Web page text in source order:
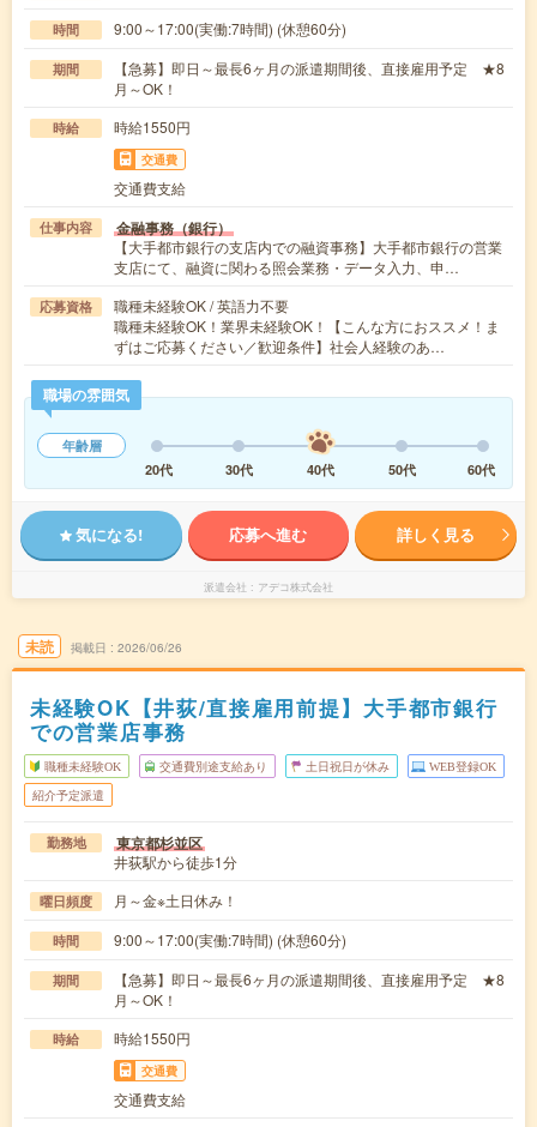
時間 9:00～17:00(実働:7時間) (休憩60分)
期間
【急募】即日～最長6ヶ月の派遣期間後、直接雇用予定 ★8
月～OK！
時給 時給1550円
交通費
交通費支給
仕事内容 金融事務（銀行）
【大手都市銀行の支店内での融資事務】大手都市銀行の営業
支店にて、融資に関わる照会業務・データ入力、申…
応募資格
職種未経験OK / 英語力不要
職種未経験OK！業界未経験OK！【こんな方におススメ！ま
ずはご応募ください／歓迎条件】社会人経験のあ…
職場の雰囲気
年齢層
20代
30代 40代 50代 60代
気になる! 応募へ進む 詳しく見る
派遣会社 アデコ株式会社
未読 掲載日 2026/06/26
未経験OK【井荻/直接雇用前提】大手都市銀行
での営業店事務
職種未経験OK 交通費別途支給あり 土日祝日が休み WEB登録OK
紹介予定派遣
勤務地 東京都杉並区
井荻駅から徒歩1分
曜日頻度 月～金※土日休み！
時間 9:00～17:00(実働:7時間) (休憩60分)
期間
【急募】即日～最長6ヶ月の派遣期間後、直接雇用予定 ★8
月～OK！
時給 時給1550円
交通費
交通費支給